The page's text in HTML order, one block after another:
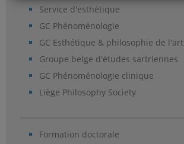
Service d'esthétique
GC Phénoménologie
GC Esthétique & philosophie de l'art
Groupe belge d'études sartriennes
GC Phénoménologie clinique
Liège Philosophy Society
Formation doctorale